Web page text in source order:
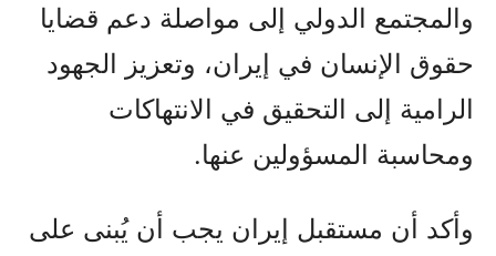
والمجتمع الدولي إلى مواصلة دعم قضايا
حقوق الإنسان في إيران، وتعزيز الجهود
الرامية إلى التحقيق في الانتهاكات
ومحاسبة المسؤولين عنها.
وأكد أن مستقبل إيران يجب أن يُبنى على